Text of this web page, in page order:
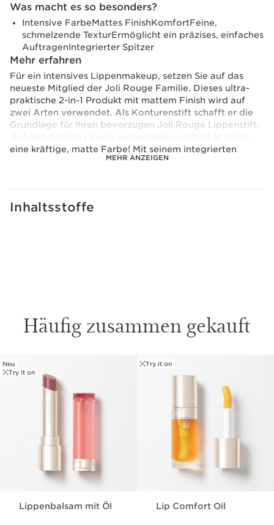
MEHR ANZEIGEN
Was macht es so besonders?
Intensive FarbeMattes FinishKomfortFeine,
schmelzende TexturErmöglicht ein präzises, einfaches
AuftragenIntegrierter Spitzer
Mehr erfahren
Für ein intensives Lippenmakeup, setzen Sie auf das
neueste Mitglied der Joli Rouge Familie. Dieses ultra-
praktische 2-in-1 Produkt mit mattem Finish wird auf
zwei Arten verwendet. Als Konturenstift schafft er die
Grundlage für Ihren bevorzugen Joli Rouge Lippenstift.
Auf den ganzen Lippen aufgetragen verleiht er ihnen
eine kräftige, matte Farbe! Mit seinem integrierten
Spitzer wurde er konzipiert, um jederzeit präzises
Inhaltsstoffe
Häufig zusammen gekauft
Neu
Try it on
Lippenbalsam mit Öl
Try it on
Lip Comfort Oil